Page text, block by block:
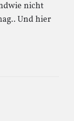
nicht
Und hier